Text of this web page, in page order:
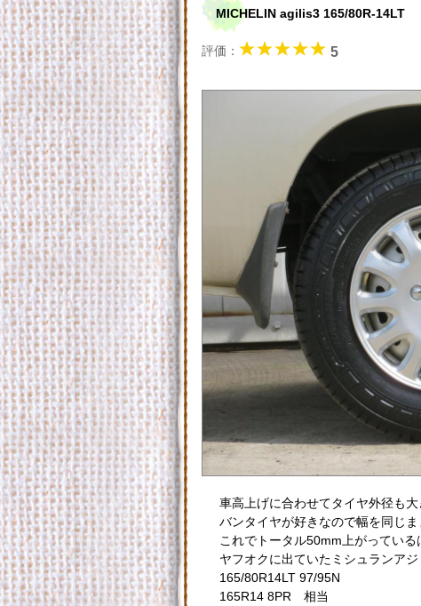
MICHELIN agilis3 165/80R-14LT
評価： 5
車高上げに合わせてタイヤ外径も大
バンタイヤが好きなので幅を同じ
これでトータル50mm上がっている
ヤフオクに出ていたミシュランアジ
165/80R14LT 97/95N
165R14 8PR 相当